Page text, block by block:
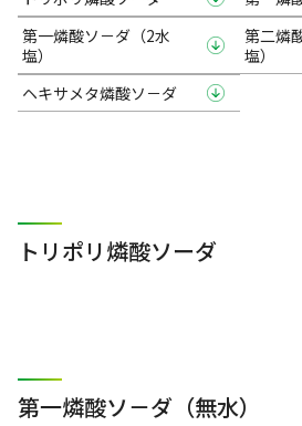
第一燐酸ソ－ダ（2水
塩）
第二燐
塩）
ヘキサメタ燐酸ソ－ダ
トリポリ燐酸ソーダ
第一燐酸ソ－ダ（無水）